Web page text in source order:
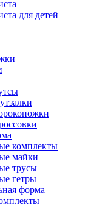
для детей
комплекты
майки
трусы
гетры
форма